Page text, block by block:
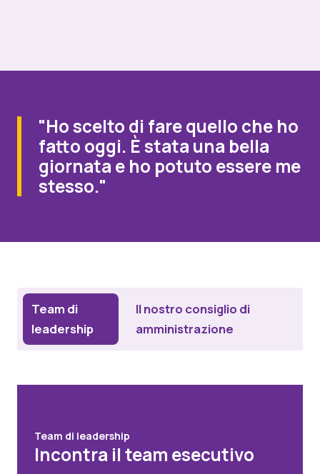
"Ho scelto di fare quello che ho
fatto oggi. È stata una bella
giornata e ho potuto essere me
stesso."
Team di
leadership
Il nostro consiglio di
amministrazione
Team di leadership
Incontra il team esecutivo